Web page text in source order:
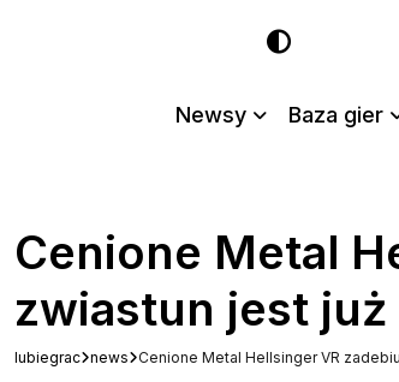
Newsy Baza gier
Cenione Metal
zwiastun jest
lubiegrac news Cenione Metal Hellsinger VR